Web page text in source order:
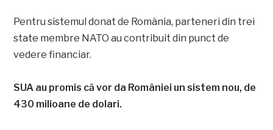
Pentru sistemul donat de România, parteneri din trei
state membre NATO au contribuit din punct de
vedere financiar.
SUA au promis că vor da României un sistem nou, de
430 milioane de dolari.